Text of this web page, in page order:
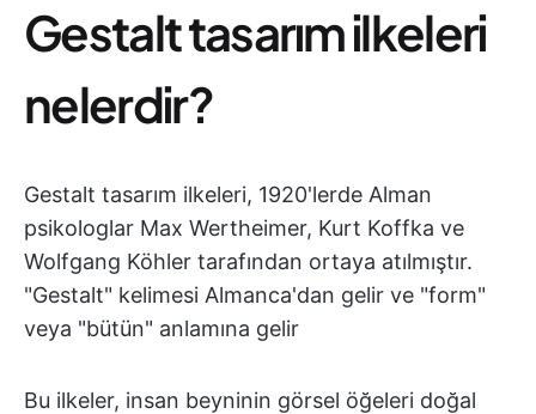
Gestalt tasarım ilkeleri
nelerdir?
Gestalt tasarım ilkeleri, 1920'lerde Alman
psikologlar Max Wertheimer, Kurt Koffka ve
Wolfgang Köhler tarafından ortaya atılmıştır.
"Gestalt" kelimesi Almanca'dan gelir ve "form"
veya "bütün" anlamına gelir
Bu ilkeler, insan beyninin görsel öğeleri doğal